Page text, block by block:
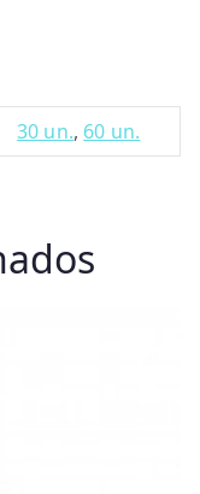
30 un., 60 un.